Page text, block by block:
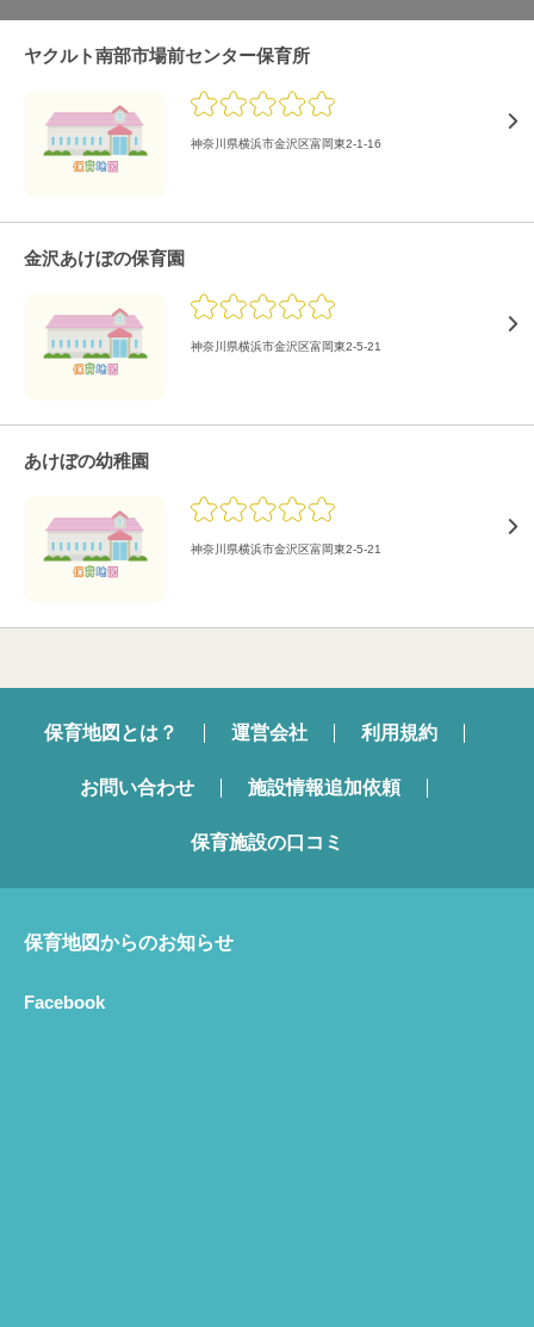
ヤクルト南部市場前センター保育所
神奈川県横浜市金沢区富岡東2-1-16
金沢あけぼの保育園
神奈川県横浜市金沢区富岡東2-5-21
あけぼの幼稚園
神奈川県横浜市金沢区富岡東2-5-21
保育地図とは？ 運営会社 利用規約
お問い合わせ 施設情報追加依頼
保育施設の口コミ
保育地図からのお知らせ
Facebook